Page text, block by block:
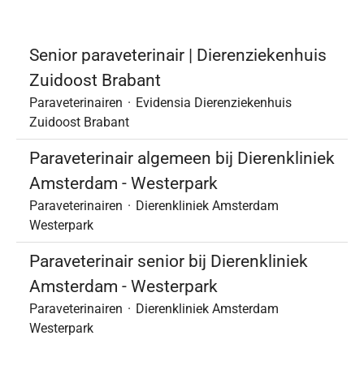
Senior paraveterinair | Dierenziekenhuis
Zuidoost Brabant
Paraveterinairen · Evidensia Dierenziekenhuis
Zuidoost Brabant
Paraveterinair algemeen bij Dierenkliniek
Amsterdam - Westerpark
Paraveterinairen · Dierenkliniek Amsterdam
Westerpark
Paraveterinair senior bij Dierenkliniek
Amsterdam - Westerpark
Paraveterinairen · Dierenkliniek Amsterdam
Westerpark